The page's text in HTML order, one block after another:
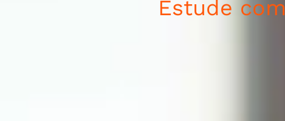
Estude com